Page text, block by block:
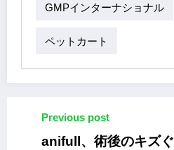
GMPインターナショナル
ペットカート
Previous post
anifull、術後のキズ